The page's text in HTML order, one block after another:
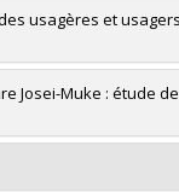
usagères et
Muke : étude